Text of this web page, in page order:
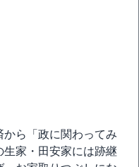
ら「政に関わってみ
家・田安家には跡継